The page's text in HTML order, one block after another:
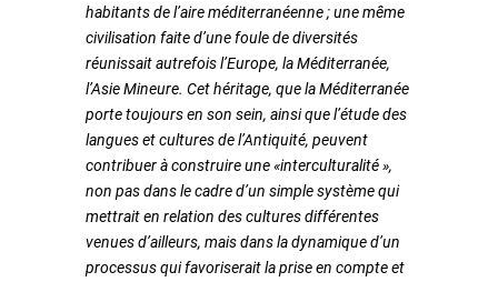
habitants de l’aire méditerranéenne ; une même
civilisation faite d’une foule de diversités
réunissait autrefois l’Europe, la Méditerranée,
l’Asie Mineure. Cet héritage, que la Méditerranée
porte toujours en son sein, ainsi que l’étude des
langues et cultures de l’Antiquité, peuvent
contribuer à construire une «interculturalité »,
non pas dans le cadre d’un simple système qui
mettrait en relation des cultures différentes
venues d’ailleurs, mais dans la dynamique d’un
processus qui favoriserait la prise en compte et